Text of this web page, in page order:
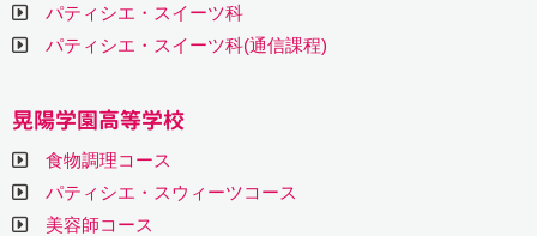
パティシエ・スイーツ科
パティシエ・スイーツ科(通信課程)
晃陽学園高等学校
食物調理コース
パティシエ・スウィーツコース
美容師コース